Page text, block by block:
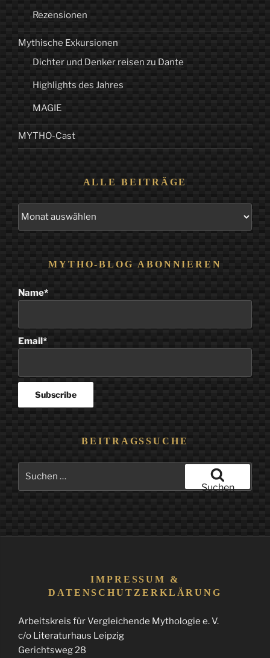
Rezensionen
Mythische Exkursionen
Dichter und Denker reisen zu Dante
Highlights des Jahres
MAGIE
MYTHO-Cast
ALLE BEITRÄGE
MYTHO-BLOG ABONNIEREN
Name*
Email*
BEITRAGSSUCHE
Suchen
IMPRESSUM &
DATENSCHUTZERKLÄRUNG
Arbeitskreis für Vergleichende Mythologie e. V.
c/o Literaturhaus Leipzig
Gerichtsweg 28